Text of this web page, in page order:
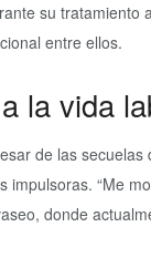
su
entre ellos.
la vida
de las
“Me
donde